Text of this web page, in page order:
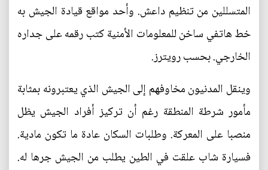
المتسللين من تنظيم داعش. وأحد مواقع قيادة الجيش به
خط هاتفي ساخن للمعلومات الأمنية كتب رقمه على جداره
الخارجي. بحسب رويترز.
وينقل المدنيون مخاوفهم إلى الجيش الذي يعتبرونه بمثابة
مأمور شرطة المنطقة رغم أن تركيز أفراد الجيش يظل
منصبا على المعركة. وطلبات السكان عادة ما تكون مادية.
فسيارة شاب علقت في الطين يطلب من الجيش جرها له.